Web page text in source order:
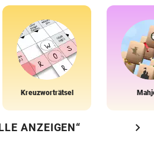
Kreuzworträtsel
ANZEIGEN“ chevron_right